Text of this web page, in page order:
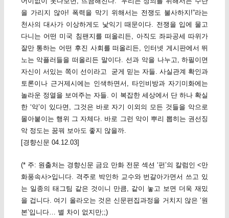
을 가리지 않아! 폭력을 막기 위해서는 전쟁도 불사하지!”라는
천사의 대사가 이상하게도 낯익기 때문이다. 전쟁을 입에 물고
다니는 어떤 미국 침팬지를 떠올리든, 아직도 좌파공세 따위가
잘만 통하는 어떤 후진 사회를 떠올리든, 인터넷 게시판에서 뛰
노는 악플러들을 떠올리든 말이다. 선과 악을 나누고, 하필이면
자신이 서있는 쪽이 선이라고 굳게 믿는 자들. 사실관계 확인과
토론이나 근거제시에는 인색하면서, 타인비방과 자기미화에는
놀라운 정열을 보여주는 자들. 이 복잡한 세상에서 단 하나 확실
한 ‘악’이 있다면, 그것은 바로 자기 이외의 모든 것들을 악으로
몰아붙이는 행위 그 자체다. 바로 그런 악이 뿌리 뽑히는 권선징
악 정도는 꿈꿔 보아도 좋지 않을까.
[경향신문 04.12.03]
(* 주: 원출처는 경향신문 금요 만화 전문 섹션 ‘펀’의 칼럼인 <만
화풍속사>입니다. 격주로 박인하 교수와 번갈아가면서 쓰고 있
는 일종의 태그팀 같은 것이니 만큼, 같이 놓고 보면 더욱 재밌
을 겁니다. 여기 올라오는 것은 신문편집과정을 거치지 않은 ‘원
본’입니다… 별 차이 없지만;;)